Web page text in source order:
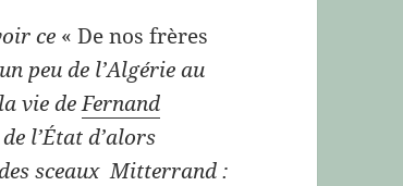
ce « De nos frères
peu de l’Algérie au
vie deFernand
l’État d’alors
sceaux Mitterrand :